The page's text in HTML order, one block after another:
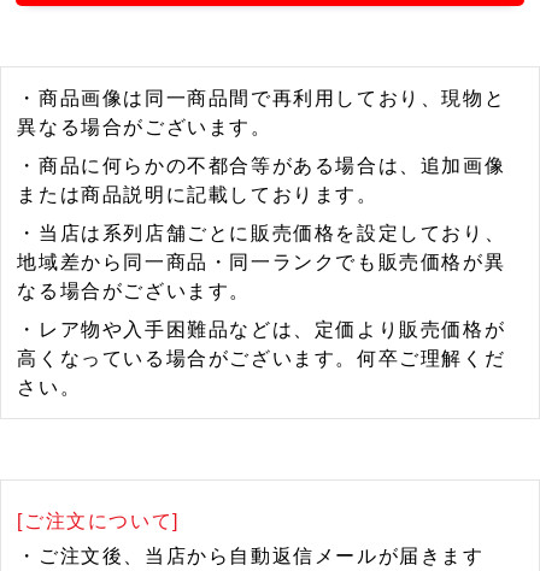
・商品画像は同一商品間で再利用しており、現物と
異なる場合がございます。
・商品に何らかの不都合等がある場合は、追加画像
または商品説明に記載しております。
・当店は系列店舗ごとに販売価格を設定しており、
地域差から同一商品・同一ランクでも販売価格が異
なる場合がございます。
・レア物や入手困難品などは、定価より販売価格が
高くなっている場合がございます。何卒ご理解くだ
さい。
[ご注文について]
・ご注文後、当店から自動返信メールが届きます